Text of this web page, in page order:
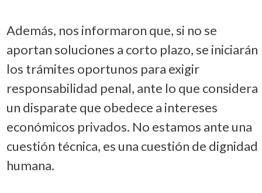
Además, nos informaron que, si no se
aportan soluciones a corto plazo, se iniciarán
los trámites oportunos para exigir
responsabilidad penal, ante lo que considera
un disparate que obedece a intereses
económicos privados. No estamos ante una
cuestión técnica, es una cuestión de dignidad
humana.